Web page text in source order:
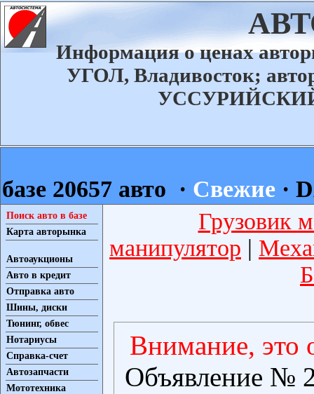
Информация о ценах
УГОЛ, Владивосток;
УССУРИЙСКИЙ
базе 20657 авто · Свежие ·
Поиск авто в базе
Карта авторынка
Автоаукционы
Авто в кредит
Отправка авто
Шины, диски
Тюнинг, обвес
Нотариусы
Справка-счет
Автозапчасти
Мототехника
Грузовик
манипулятор |
Внимание, это
Объявление №